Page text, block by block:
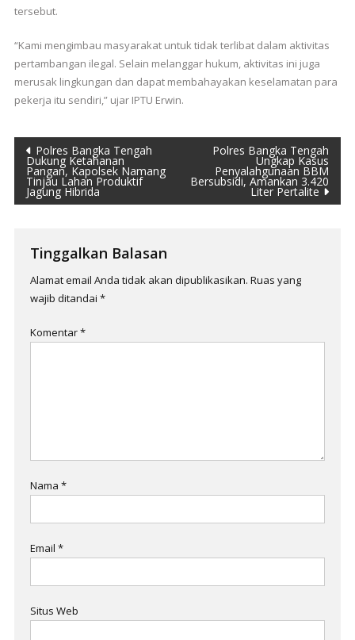
tersebut.
“Kami mengimbau masyarakat untuk tidak terlibat dalam aktivitas
pertambangan ilegal. Selain melanggar hukum, aktivitas ini juga
merusak lingkungan dan dapat membahayakan keselamatan para
pekerja itu sendiri,” ujar IPTU Erwin.
Navigasi
pos
Polres Bangka Tengah
Dukung Ketahanan
Pangan, Kapolsek Namang
Tinjau Lahan Produktif
Jagung Hibrida
Polres Bangka Tengah
Ungkap Kasus
Penyalahgunaan BBM
Bersubsidi, Amankan 3.420
Liter Pertalite
Tinggalkan Balasan
Alamat email Anda tidak akan dipublikasikan. Ruas yang
wajib ditandai *
Komentar*
Nama *
Email *
Situs Web